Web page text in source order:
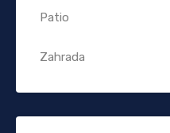
Patio
Zahrada